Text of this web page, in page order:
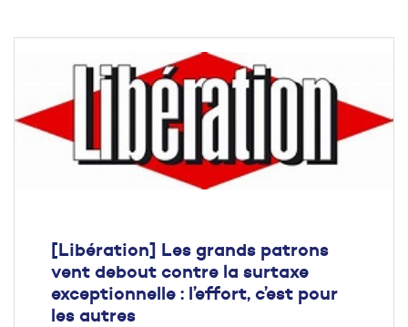
[Libération] Les grands patrons
vent debout contre la surtaxe
exceptionnelle : l’effort, c’est pour
les autres